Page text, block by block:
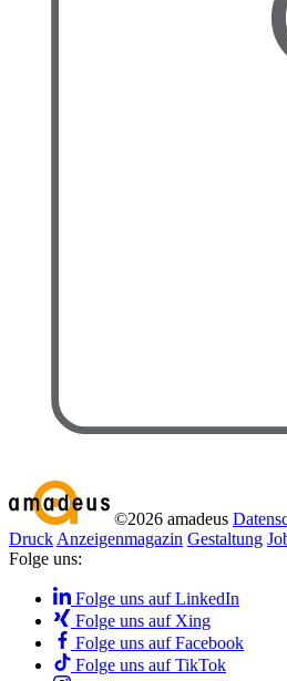
©2026 amadeus
Druck Anzeigenmagazin Gestaltung
Folge uns:
Folge uns auf LinkedIn
Folge uns auf Xing
Folge uns auf Facebook
Folge uns auf TikTok